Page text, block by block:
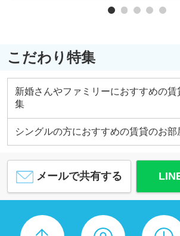
こだわり特集
新婚さんやファミリーにおすすめの賃
集
シングルの方におすすめの賃貸のお部
メールで共有する